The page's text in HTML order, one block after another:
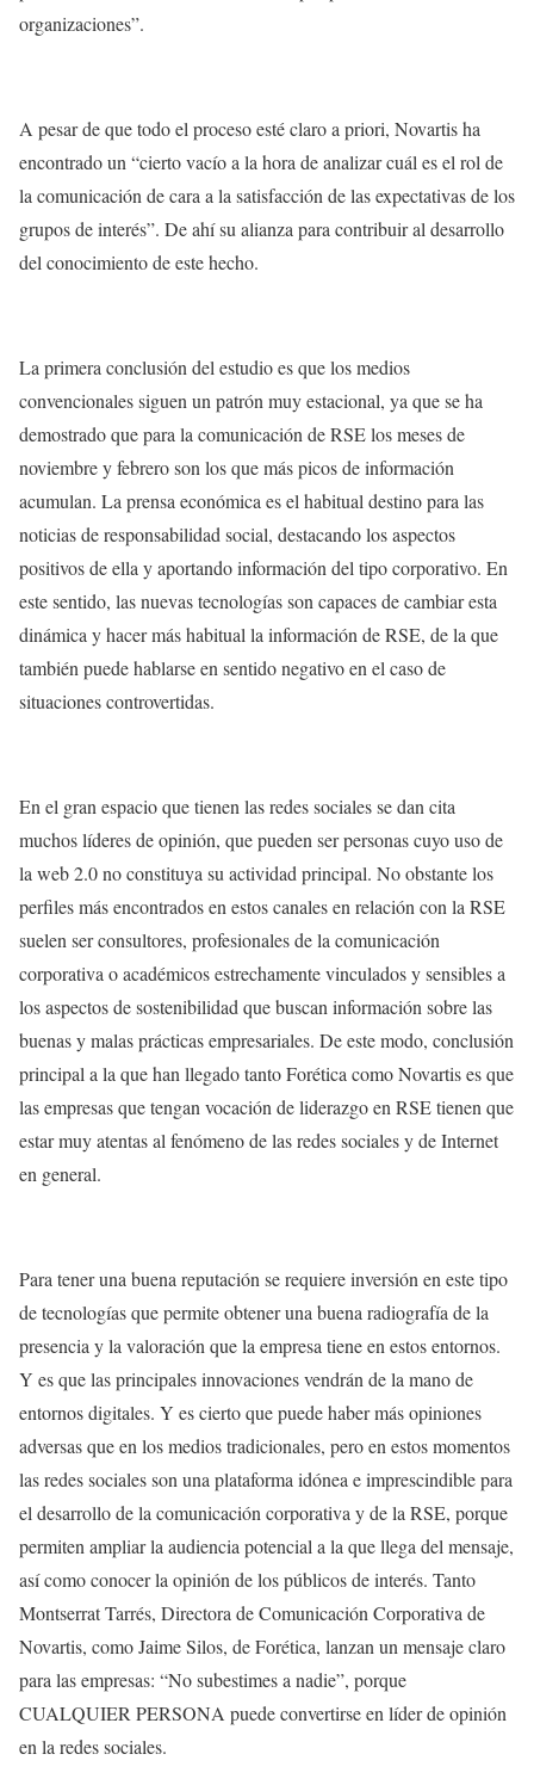
organizaciones”.
A pesar de que todo el proceso esté claro a priori, Novartis ha
encontrado un “cierto vacío a la hora de analizar cuál es el rol de
la comunicación de cara a la satisfacción de las expectativas de los
grupos de interés”. De ahí su alianza para contribuir al desarrollo
del conocimiento de este hecho.
La primera conclusión del estudio es que los medios
convencionales siguen un patrón muy estacional, ya que se ha
demostrado que para la comunicación de RSE los meses de
noviembre y febrero son los que más picos de información
acumulan. La prensa económica es el habitual destino para las
noticias de responsabilidad social, destacando los aspectos
positivos de ella y aportando información del tipo corporativo. En
este sentido, las nuevas tecnologías son capaces de cambiar esta
dinámica y hacer más habitual la información de RSE, de la que
también puede hablarse en sentido negativo en el caso de
situaciones controvertidas.
En el gran espacio que tienen las redes sociales se dan cita
muchos líderes de opinión, que pueden ser personas cuyo uso de
la web 2.0 no constituya su actividad principal. No obstante los
perfiles más encontrados en estos canales en relación con la RSE
suelen ser consultores, profesionales de la comunicación
corporativa o académicos estrechamente vinculados y sensibles a
los aspectos de sostenibilidad que buscan información sobre las
buenas y malas prácticas empresariales. De este modo, conclusión
principal a la que han llegado tanto Forética como Novartis es que
las empresas que tengan vocación de liderazgo en RSE tienen que
estar muy atentas al fenómeno de las redes sociales y de Internet
en general.
Para tener una buena reputación se requiere inversión en este tipo
de tecnologías que permite obtener una buena radiografía de la
presencia y la valoración que la empresa tiene en estos entornos.
Y es que las principales innovaciones vendrán de la mano de
entornos digitales. Y es cierto que puede haber más opiniones
adversas que en los medios tradicionales, pero en estos momentos
las redes sociales son una plataforma idónea e imprescindible para
el desarrollo de la comunicación corporativa y de la RSE, porque
permiten ampliar la audiencia potencial a la que llega del mensaje,
así como conocer la opinión de los públicos de interés. Tanto
Montserrat Tarrés, Directora de Comunicación Corporativa de
Novartis, como Jaime Silos, de Forética, lanzan un mensaje claro
para las empresas: “No subestimes a nadie”, porque
CUALQUIER PERSONA puede convertirse en líder de opinión
en la redes sociales.